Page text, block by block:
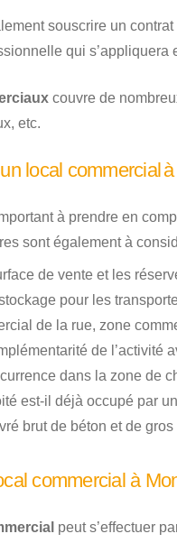
souscrire un
qui s’appliquera
couvre de
etc.
local commercial
à prendre en
sont également à
de vente et les
pour les
de la rue, zone
de l’activité
dans la zone de
est-il déjà occupé par
brut de béton et de
commercial à
peut s’effectuer